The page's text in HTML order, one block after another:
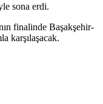
sona erdi.
finalinde Başakşehir-
karşılaşacak.